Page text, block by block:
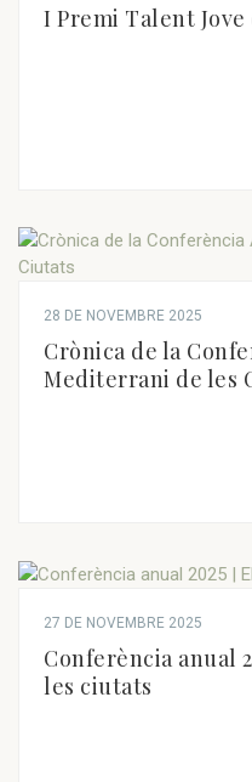
I Premi Talent
28 DE NOVEMBRE 2025
Crònica de la
Mediterrani de les
27 DE NOVEMBRE 2025
Conferència anual
les ciutats